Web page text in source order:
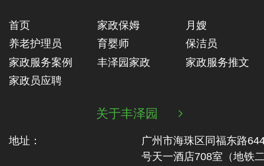
首页 家政保姆
月嫂
养老护理员
育婴师
保洁员
家政服务案例
丰泽园家政
家政服务推文
家政员应聘
关于丰泽园 
地址：
广州市海珠区同福东路
号天一酒店708室（地铁‬